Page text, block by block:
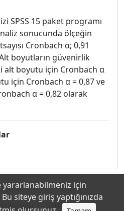
SPSS 15 paket programı
sonucunda ölçeğin
Cronbach α; 0,91
boyutların güvenirlik
alt boyutu için Cronbach α
için Cronbach α = 0,87 ve
α = 0,82 olarak
Bulunanlar Gizlilik Politikası
yararlanabilmeniz için
siteye giriş yaptığınızda